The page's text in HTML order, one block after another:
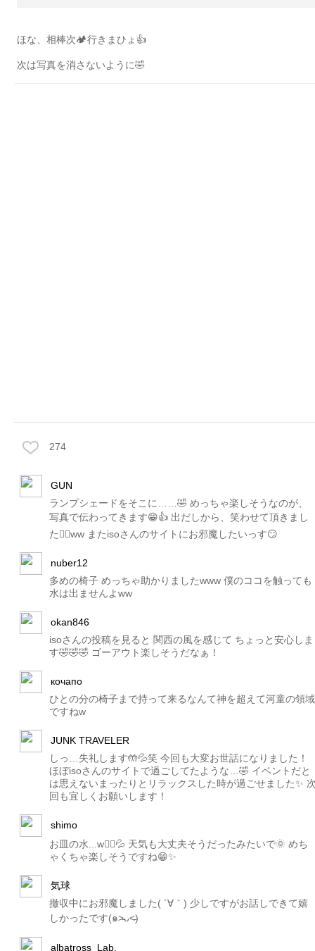
ほな、相棒次🏕行きまひょ👍
次は写真を消さないように🤣
274
GUN
ランプシェードをそこに……🤣 めっちゃ楽しそうなのが、
写真で伝わってきます😁👍 出だしから、笑わせて頂きまし
た🙇‍♂️ww またisoさんのサイトにお邪魔したいっす😏
nuber12
多めの椅子 めっちゃ助かりましたwww 僕のココを触っても
水は出ませんよww
okan846
isoさんの投稿を見ると 関西の風を感じて ちょっと安心しま
す🤣🤣🤣 ゴーアウト楽しそうだなぁ！
кочапо
ひとの分の椅子まで持って来るなんて神を超えて河童の領域
ですねw
JUNK TRAVELER
しっ…失礼します🤲💦笑 今回も大変お世話になりました！
ほぼisoさんのサイトで過ごしてたような…🤣 イベントだと
は思えないまったりとリラックスした時が過ごせました✨
回も宜しくお願いします！
shimo
お皿の水...w🙅‍♂️💦 天気も大丈夫そうだったみたいで🌞 めち
ゃくちゃ楽しそうですね😁✨
気球
撤収中にお邪魔しました( ´∀｀) 少しですがお話しできて嬉
しかったです(๑˃̵ᴗ˂̵)
albatross_Lab.